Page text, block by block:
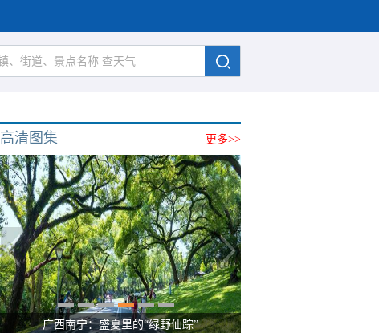
更多>>
高清图集
广西南宁：盛夏里的“绿野仙踪”